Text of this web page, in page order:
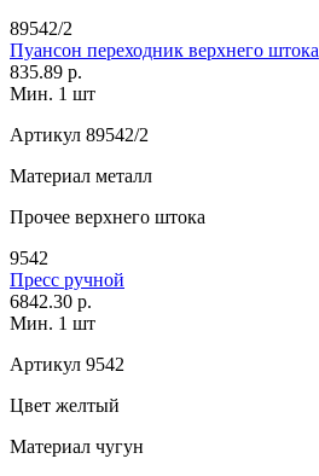
89542/2
Пуансон переходник верхнего штока
835.89 р.
Мин. 1 шт
Артикул 89542/2
Материал металл
Прочее верхнего штока
9542
Пресс ручной
6842.30 р.
Мин. 1 шт
Артикул 9542
Цвет желтый
Материал чугун